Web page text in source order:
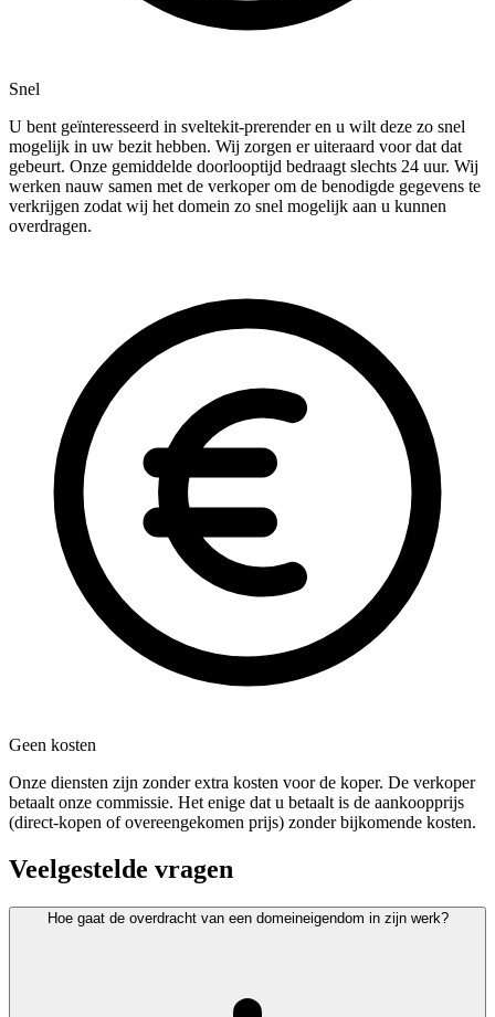
Snel
U bent geïnteresseerd in sveltekit-prerender en u wilt deze zo snel
mogelijk in uw bezit hebben. Wij zorgen er uiteraard voor dat dat
gebeurt. Onze gemiddelde doorlooptijd bedraagt slechts 24 uur. Wij
werken nauw samen met de verkoper om de benodigde gegevens te
verkrijgen zodat wij het domein zo snel mogelijk aan u kunnen
overdragen.
Geen kosten
Onze diensten zijn zonder extra kosten voor de koper. De verkoper
betaalt onze commissie. Het enige dat u betaalt is de aankoopprijs
(direct-kopen of overeengekomen prijs) zonder bijkomende kosten.
Veelgestelde vragen
Hoe gaat de overdracht van een domeineigendom in zijn werk?